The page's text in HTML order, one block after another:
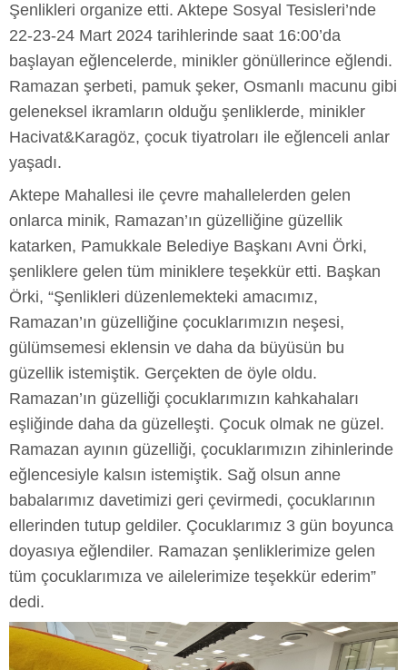
Şenlikleri organize etti. Aktepe Sosyal Tesisleri’nde
22-23-24 Mart 2024 tarihlerinde saat 16:00’da
başlayan eğlencelerde, minikler gönüllerince eğlendi.
Ramazan şerbeti, pamuk şeker, Osmanlı macunu gibi
geleneksel ikramların olduğu şenliklerde, minikler
Hacivat&Karagöz, çocuk tiyatroları ile eğlenceli anlar
yaşadı.
Aktepe Mahallesi ile çevre mahallelerden gelen
onlarca minik, Ramazan’ın güzelliğine güzellik
katarken, Pamukkale Belediye Başkanı Avni Örki,
şenliklere gelen tüm miniklere teşekkür etti. Başkan
Örki, “Şenlikleri düzenlemekteki amacımız,
Ramazan’ın güzelliğine çocuklarımızın neşesi,
gülümsemesi eklensin ve daha da büyüsün bu
güzellik istemiştik. Gerçekten de öyle oldu.
Ramazan’ın güzelliği çocuklarımızın kahkahaları
eşliğinde daha da güzelleşti. Çocuk olmak ne güzel.
Ramazan ayının güzelliği, çocuklarımızın zihinlerinde
eğlencesiyle kalsın istemiştik. Sağ olsun anne
babalarımız davetimizi geri çevirmedi, çocuklarının
ellerinden tutup geldiler. Çocuklarımız 3 gün boyunca
doyasıya eğlendiler. Ramazan şenliklerimize gelen
tüm çocuklarımıza ve ailelerimize teşekkür ederim”
dedi.